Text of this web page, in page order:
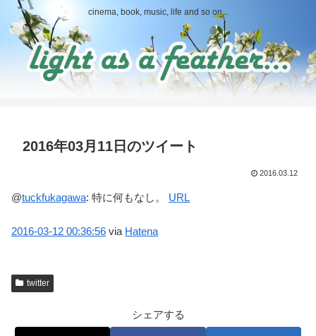
cinema, book, music, life and so on...
2016年03月11日のツイート
2016.03.12
@tuckfukagawa: 特に何もなし。 URL
2016-03-12 00:36:56 via Hatena
twitter
シェアする